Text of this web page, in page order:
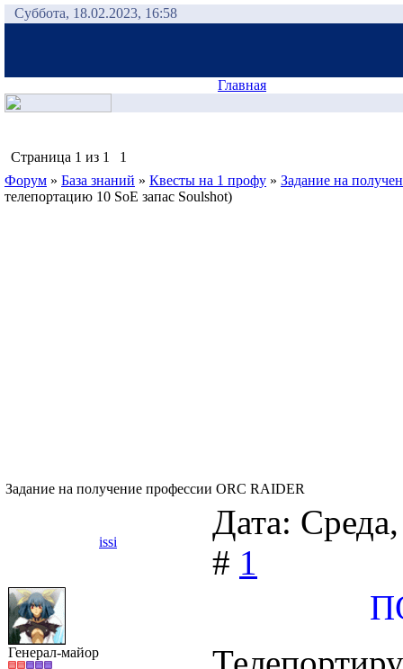
Суббота, 18.02.2023, 16:58
Главная
Страница 1 из 1
1
Форум » База знаний » Квесты на 1 профу » Задание на
телепортацию 10 SoE запас Soulshot)
Задание на получение профессии ORC RAIDER
issi
Дата:
# 1
Генерал-майор